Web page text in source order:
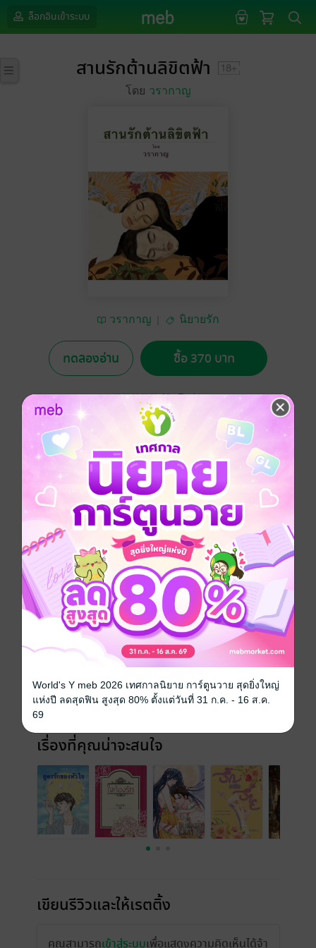
ล็อกอินเข้าระบบ
สานรักต้านลิขิตฟ้า
โดย วรากาญ
วรากาญ นิยายรัก
ทดลองอ่าน ซื้อ 370 บาท
No Rating
อยากได้ ซื้อเป็นของขวัญ ติดตาม แชร์
เขาและเธอเกิดมาพบกันเพื่อรักกันทุกๆชาติตั้งแต่
มนุษยชาติถือกำเนิด แต่ชะตารักของคนทั้งคู่ตกที่นั่งรักที่
โชคร้ายที่สุด จะกี่ภพกี่ชาติที่เกิดมารักกันไม่เคยได้สมหวัง
ในรักแม้เพียงชาติเดียว แล้วชาติสุดท้ายนี้หากเขาเป็นเทพ
ที่มีอำนาจสูงสุดเล่า เขาจะสามารถสานรักต้านลิขิตฟ้าได้
สำเร็จหรือไม่?
ประเภทไฟล์ pdf, epub(สารบัญ)
วันที่วางขาย 31 ตุลาคม 2562
ความยาว 229 หน้า (≈ 86,496 คำ)
ราคาปก 370 บาท
เรื่องที่คุณน่าจะสนใจ
เขียนรีวิวและให้เรตติ้ง
คุณสามารถเข้าสู่ระบบเพื่อแสดงความคิดเห็นได้จ้า
World's Y meb 2026 เทศกาลนิยาย การ์ตูนวาย สุดยิ่งใหญ่
แห่งปี ลดสุดฟิน สูงสุด 80% ตั้งแต่วันที่ 31 ก.ค. - 16 ส.ค.
69